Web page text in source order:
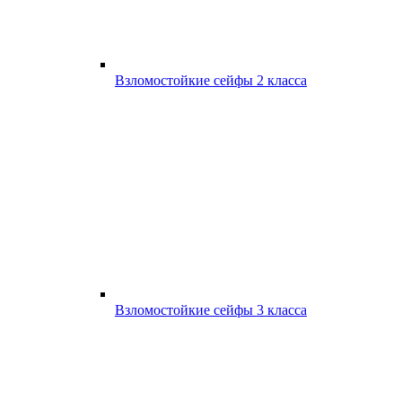
Взломостойкие сейфы 2 класса
Взломостойкие сейфы 3 класса